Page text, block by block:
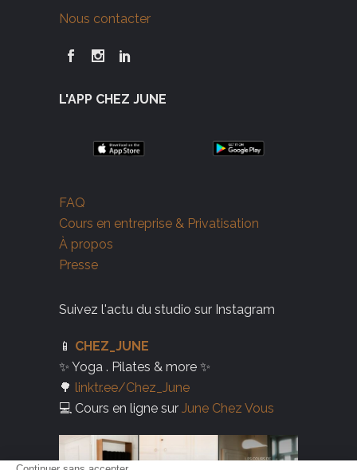
Nous contacter
L'APP CHEZ JUNE
FAQ
Cours en entreprise & Privatisation
À propos
Presse
Suivez l'actu du studio sur Instagram
📱 CHEZ_JUNE
✨ Yoga . Pilates & more ✨
🌳 linktr.ee/Chez_June
💻 Cours en ligne sur June Chez Vous